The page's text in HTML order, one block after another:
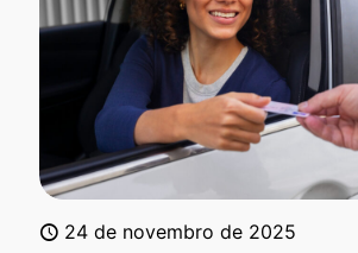
24 de novembro de 2025